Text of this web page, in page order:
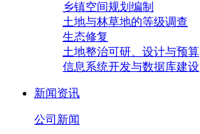
乡镇空间规划编制
土地与林草地的等级调查
生态修复
土地整治可研、设计与预算
信息系统开发与数据库建设
新闻资讯
公司新闻